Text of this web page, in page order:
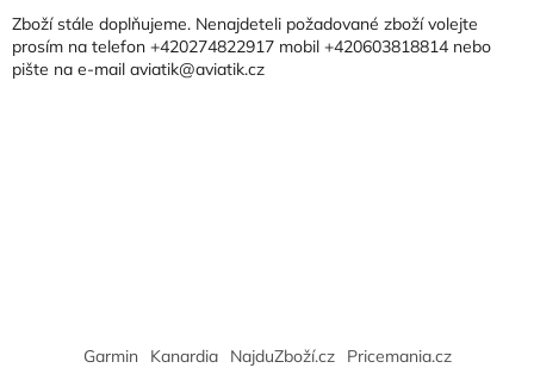
aZboží stále doplňujeme. Nenajdeteli požadované zboží volejte
prosím na telefon +420274822917 mobil +420603818814 nebo
pište na e-mail aviatik@aviatik.cz
Garmin Kanardia NajduZboží.cz Pricemania.cz